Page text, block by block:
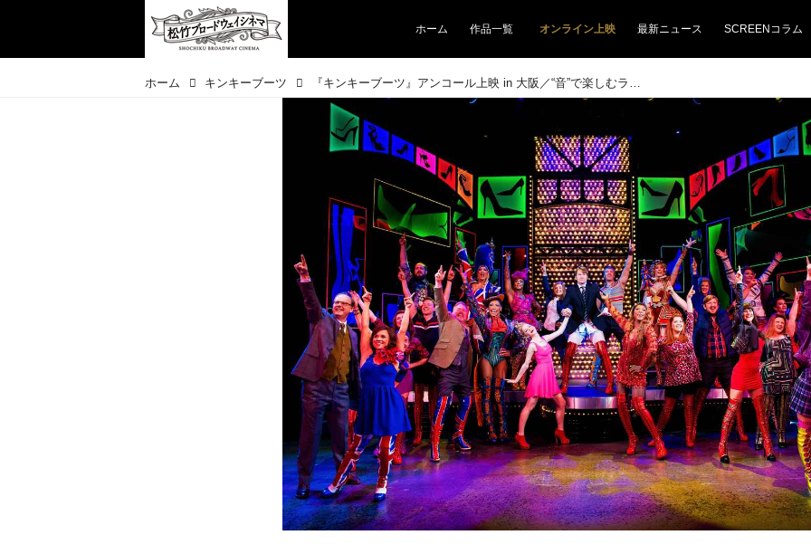
ホーム 作品一覧 オンライン上映 最新ニュース SCREENコラム
ホーム キンキーブーツ 『キンキーブーツ』アンコール上映 in 大阪／“音”で楽しむライブ音響上映とは!?